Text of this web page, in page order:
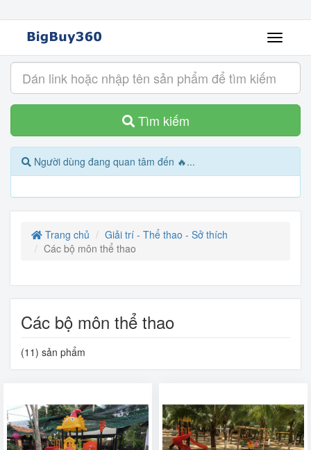
Tìm kiếm
Người dùng đang quan tâm đến 🔥...
Trang chủ
Giải trí - Thể thao - Sở thích
Các bộ môn thể thao
Các bộ môn thể thao
(11) sản phẩm